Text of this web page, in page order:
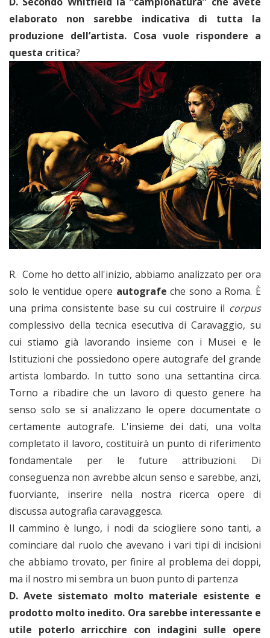
elaborato non sarebbe indicativa di tutta la
produzione dell’artista. Cosa vuole rispondere a
questa critica?
R. Come ho detto all'inizio, abbiamo analizzato per ora
solo le ventidue opere autografe che sono a Roma. È
una prima consistente base su cui costruire il corpus
complessivo della tecnica esecutiva di Caravaggio, su
cui stiamo già lavorando insieme con i Musei e le
Istituzioni che possiedono opere autografe del grande
artista lombardo. In tutto sono una settantina circa.
Torno a ribadire che un lavoro di questo genere ha
senso solo se si analizzano le opere documentate o
certamente autografe. L'insieme dei dati, una volta
completato il lavoro, costituirà un punto di riferimento
fondamentale per le future attribuzioni. Di
conseguenza non avrebbe alcun senso e sarebbe, anzi,
fuorviante, inserire nella nostra ricerca opere di
discussa autografia caravaggesca.
Il cammino è lungo, i nodi da sciogliere sono tanti, a
cominciare dal ruolo che avevano i vari tipi di incisioni
che abbiamo trovato, per finire al problema dei doppi,
ma il nostro mi sembra un buon punto di partenza
D. Avete sistemato molto materiale esistente e
prodotto molto inedito. Ora sarebbe interessante e
utile poterlo arricchire con indagini sulle opere